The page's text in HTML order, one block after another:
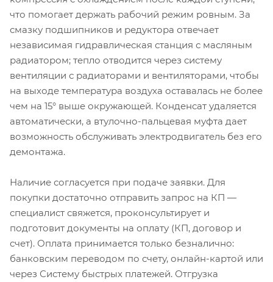
что помогает держать рабочий режим ровным. За
смазку подшипников и редуктора отвечает
независимая гидравлическая станция с масляным
радиатором; тепло отводится через систему
вентиляции с радиаторами и вентиляторами, чтобы
на выходе температура воздуха оставалась не более
чем на 15° выше окружающей. Конденсат удаляется
автоматически, а втулочно-пальцевая муфта дает
возможность обслуживать электродвигатель без его
демонтажа.
Наличие согласуется при подаче заявки. Для
покупки достаточно отправить запрос на КП —
специалист свяжется, проконсультирует и
подготовит документы на оплату (КП, договор и
счет). Оплата принимается только безналично:
банковским переводом по счету, онлайн-картой или
через Систему быстрых платежей. Отгрузка